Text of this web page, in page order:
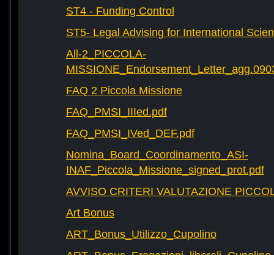
ST4 - Funding Control
ST5- Legal Advising for International
All-2_PICCOLA-
FAQ 2 Piccola Missione
FAQ_PMSI_IIIed.pdf
FAQ_PMSI_IVed_DEF.pdf
Nomina_Board_Coordinamento_ASI-
INAF_Piccola_Missione_signed_prot.pdf
AVVISO CRITERI VALUTAZIONE
Art Bonus
ART_Bonus_Utilizzo_Cupolino